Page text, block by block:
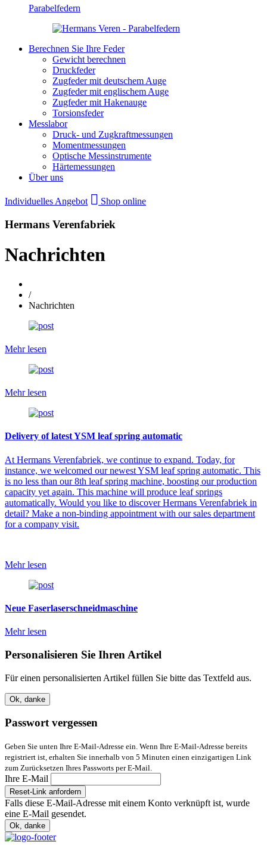
Parabelfedern
Berechnen Sie Ihre Feder
Gewicht berechnen
Druckfeder
Zugfeder mit deutschem Auge
Zugfeder mit englischem Auge
Zugfeder mit Hakenauge
Torsionsfeder
Messlabor
Druck- und Zugkraftmessungen
Momentmessungen
Optische Messinstrumente
Härtemessungen
Über uns
Individuelles Angebot Shop online
Hermans Verenfabriek
Nachrichten
/
Nachrichten
Mehr lesen
Mehr lesen
Delivery of latest YSM leaf spring automatic
At Hermans Verenfabriek, we continue to expand. Today, for
instance, we welcomed our newest YSM leaf spring automatic. This
is no less than our 8th leaf spring machine, boosting our production
capacity yet again. This machine will produce leaf springs
automatically. Would you like to discover Hermans Verenfabriek in
detail? Make a non-binding appointment with our sales department
for a company visit.
Mehr lesen
Neue Faserlaserschneidmaschine
Mehr lesen
Personalisieren Sie Ihren Artikel
Für einen personalisierten Artikel füllen Sie bitte das Textfeld aus.
Ok, danke
Passwort vergessen
Geben Sie unten Ihre E-Mail-Adresse ein. Wenn Ihre E-Mail-Adresse bereits
registriert ist, erhalten Sie innerhalb von 5 Minuten einen einzigartigen Link
zum Zurücksetzen Ihres Passworts per E-Mail.
Ihre E-Mail
Reset-Link anfordern
Falls diese E-Mail-Adresse mit einem Konto verknüpft ist, wurde
eine E-Mail gesendet.
Ok, danke